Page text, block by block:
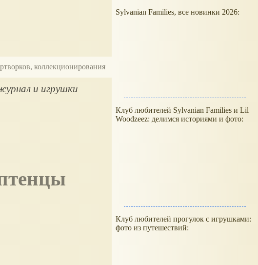
коллекционирования
и игрушки
Sylvanian Families, все новинки 2026:
Клуб любителей Sylvanian Families и Lil
Woodzeez: делимся историями и фото:
Клуб любителей прогулок с игрушками:
фото из путешествий: